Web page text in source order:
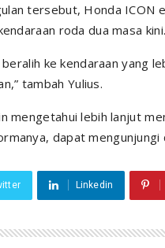
tersebut, Honda
roda dua masa kini.
ke kendaraan yang
tambah Yulius.
mengetahui lebih lanjut
dapat
Linkedin